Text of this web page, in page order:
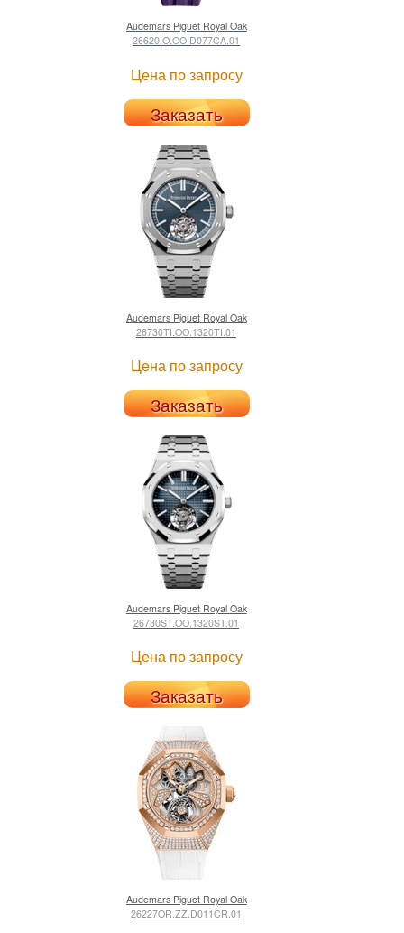
Audemars PiguetRoyal Oak
26620IO.OO.D077CA.01
Цена по запросу
Заказать
Audemars PiguetRoyal Oak
26730TI.OO.1320TI.01
Цена по запросу
Заказать
Audemars PiguetRoyal Oak
26730ST.OO.1320ST.01
Цена по запросу
Заказать
Audemars PiguetRoyal Oak
26227OR.ZZ.D011CR.01